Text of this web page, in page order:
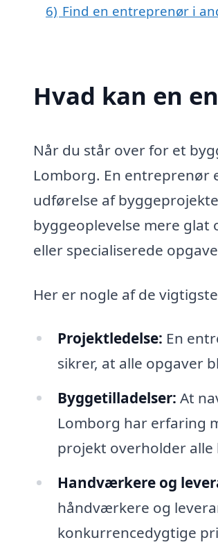
6) Find en entreprenør i
Hvad kan en
Når du står over for et
Lomborg. En entreprenør
udførelse af
byggeoplevelse mere glat
eller specialiserede
Her er nogle af de
Projektledelse: En
sikrer, at alle opgaver
Byggetilladelser: At
Lomborg har erfaring
projekt overholder alle
Handværkere og
håndværkere og
konkurrencedygtige